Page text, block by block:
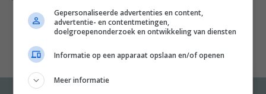
kanaal De zoete zusjes, maken koken makkelijk én leuk
voor kinderen. In dit kinderkookboek vind je 30
recepten voor de allerlekkerste hapjes, drankjes,
ontbijt, lunch, diner, toetjes – en natuurlijk de enige
echte Zoete Zusjes verjaardagstaart.
Gepersonaliseerde advertenties en content,
advertentie- en contentmetingen,
doelgroepenonderzoek en ontwikkeling van diensten
Informatie op een apparaat opslaan en/of openen
Meer informatie